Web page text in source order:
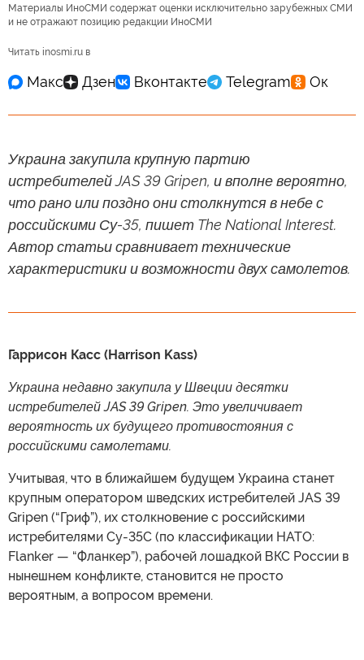
Материалы ИноСМИ содержат оценки исключительно зарубежных СМИ
и не отражают позицию редакции ИноСМИ
Читать inosmi.ru в
Украина закупила крупную партию
истребителей JAS 39 Gripen, и вполне вероятно,
что рано или поздно они столкнутся в небе с
российскими Су-35, пишет The National Interest.
Автор статьи сравнивает технические
характеристики и возможности двух самолетов.
Гаррисон Касс (Harrison Kass)
Украина недавно закупила у Швеции десятки
истребителей JAS 39 Gripen. Это увеличивает
вероятность их будущего противостояния с
российскими самолетами.
Учитывая, что в ближайшем будущем Украина станет
крупным оператором шведских истребителей JAS 39
Gripen (“Гриф”), их столкновение с российскими
истребителями Су-35С (по классификации НАТО:
Flanker — “Фланкер”), рабочей лошадкой ВКС России в
нынешнем конфликте, становится не просто
вероятным, а вопросом времени.